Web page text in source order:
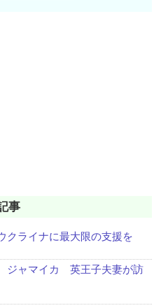
事
クライナに最大限の支援を
ジャマイカ 英王子夫妻が訪